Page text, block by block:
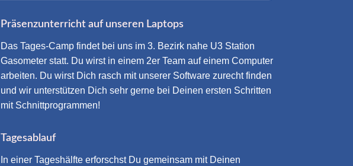
Präsenzunterricht auf unseren Laptops
Das Tages-Camp findet bei uns im 3. Bezirk nahe U3 Station
Gasometer statt. Du wirst in einem 2er Team auf einem Computer
arbeiten. Du wirst Dich rasch mit unserer Software zurecht finden
und wir unterstützen Dich sehr gerne bei Deinen ersten Schritten
mit Schnittprogrammen!
Tagesablauf
In einer Tageshälfte erforschst Du gemeinsam mit Deinen